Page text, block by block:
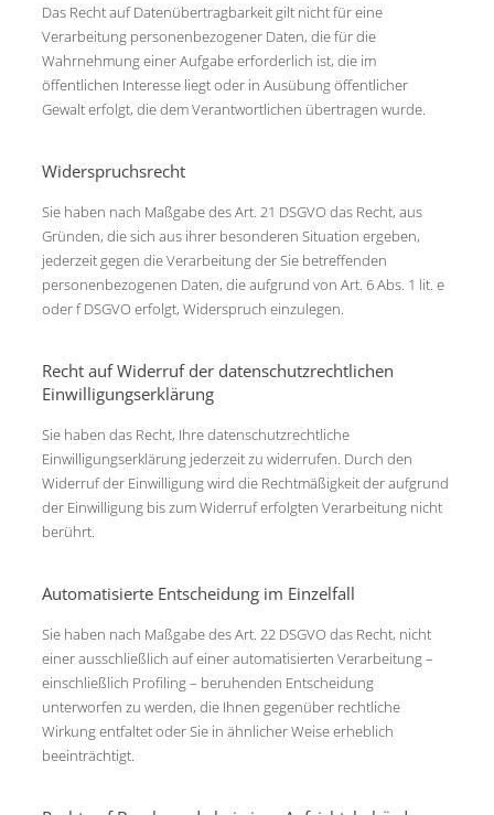
Das Recht auf Datenübertragbarkeit gilt nicht für eine
Verarbeitung personenbezogener Daten, die für die
Wahrnehmung einer Aufgabe erforderlich ist, die im
öffentlichen Interesse liegt oder in Ausübung öffentlicher
Gewalt erfolgt, die dem Verantwortlichen übertragen wurde.
Widerspruchsrecht
Sie haben nach Maßgabe des Art. 21 DSGVO das Recht, aus
Gründen, die sich aus ihrer besonderen Situation ergeben,
jederzeit gegen die Verarbeitung der Sie betreffenden
personenbezogenen Daten, die aufgrund von Art. 6 Abs. 1 lit. e
oder f DSGVO erfolgt, Widerspruch einzulegen.
Recht auf Widerruf der datenschutzrechtlichen
Einwilligungserklärung
Sie haben das Recht, Ihre datenschutzrechtliche
Einwilligungserklärung jederzeit zu widerrufen. Durch den
Widerruf der Einwilligung wird die Rechtmäßigkeit der aufgrund
der Einwilligung bis zum Widerruf erfolgten Verarbeitung nicht
berührt.
Automatisierte Entscheidung im Einzelfall
Sie haben nach Maßgabe des Art. 22 DSGVO das Recht, nicht
einer ausschließlich auf einer automatisierten Verarbeitung –
einschließlich Profiling – beruhenden Entscheidung
unterworfen zu werden, die Ihnen gegenüber rechtliche
Wirkung entfaltet oder Sie in ähnlicher Weise erheblich
beeinträchtigt.